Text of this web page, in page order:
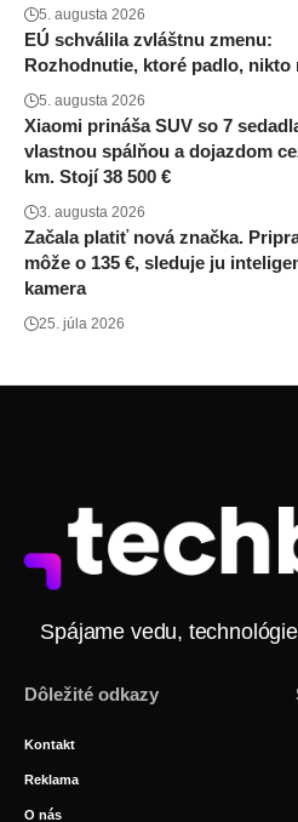
5. augusta 2026
EÚ schválila zvláštnu zmenu:
Rozhodnutie, ktoré padlo, nikto
5. augusta 2026
Xiaomi prináša SUV so 7
vlastnou spálňou a dojazdom
km. Stojí 38 500 €
3. augusta 2026
Začala platiť nová značka.
môže o 135 €, sleduje ju
kamera
25. júla 2026
Spájame vedu,
Dôležité odkazy
Kontakt
Reklama
O nás